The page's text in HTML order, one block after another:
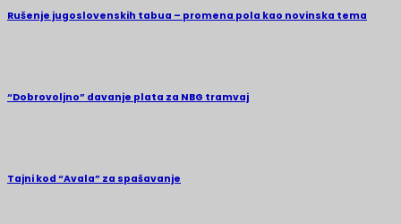
Rušenje jugoslovenskih tabua – promena pola kao novinska tema
“Dobrovoljno” davanje plata za NBG tramvaj
Tajni kod “Avala” za spašavanje